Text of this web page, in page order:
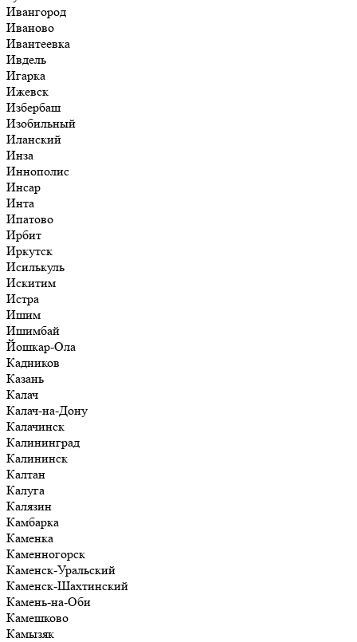
Ивангород
Иваново
Ивантеевка
Ивдель
Игарка
Ижевск
Избербаш
Изобильный
Иланский
Инза
Иннополис
Инсар
Инта
Ипатово
Ирбит
Иркутск
Исилькуль
Искитим
Истра
Ишим
Ишимбай
Йошкар-Ола
Кадников
Казань
Калач
Калач-на-Дону
Калачинск
Калининград
Калининск
Калтан
Калуга
Калязин
Камбарка
Каменка
Каменногорск
Каменск-Уральский
Каменск-Шахтинский
Камень-на-Оби
Камешково
Камызяк